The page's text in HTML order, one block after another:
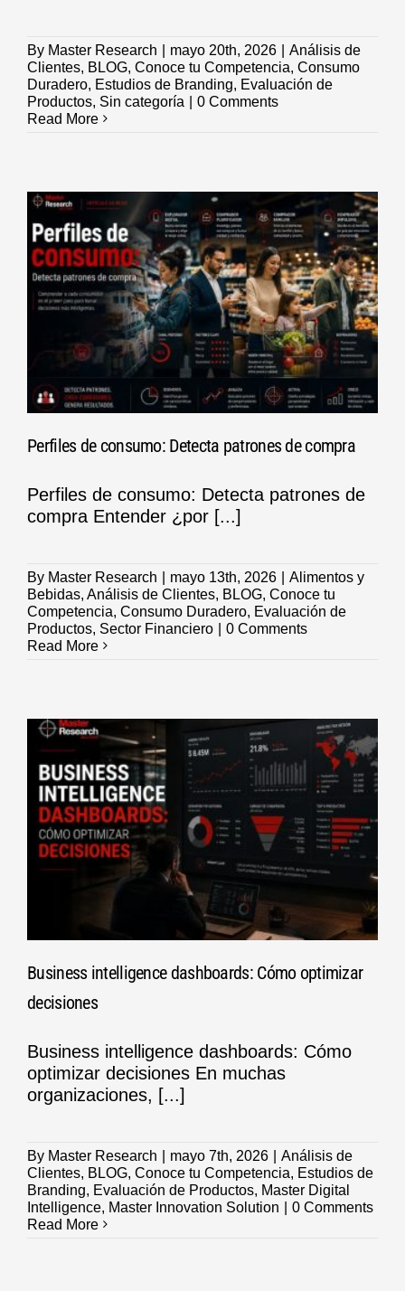
By Master Research mayo 20th, 2026
Análisis de
Clientes, BLOG, Conoce tu Competencia, Consumo
Duradero, Estudios de Branding, Evaluación de
Productos, Sin categoría
0 Comments
Read More
Perfiles de consumo: Detecta patrones de compra
Perfiles de consumo: Detecta patrones de
compra Entender ¿por [...]
By Master Research mayo 13th, 2026
Alimentos y
Bebidas, Análisis de Clientes, BLOG, Conoce tu
Competencia, Consumo Duradero, Evaluación de
Productos, Sector Financiero
0 Comments
Read More
Business intelligence dashboards: Cómo optimizar
decisiones
Business intelligence dashboards: Cómo
optimizar decisiones En muchas
organizaciones, [...]
By Master Research mayo 7th, 2026
Análisis de
Clientes, BLOG, Conoce tu Competencia, Estudios de
Branding, Evaluación de Productos, Master Digital
Intelligence, Master Innovation Solution
0 Comments
Read More